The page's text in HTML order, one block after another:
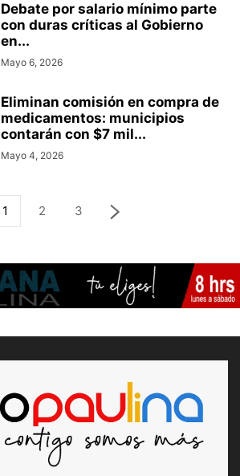
Debate por salario mínimo parte
con duras críticas al Gobierno
en...
Mayo 6, 2026
Eliminan comisión en compra de
medicamentos: municipios
contarán con $7 mil...
Mayo 4, 2026
1 2 3